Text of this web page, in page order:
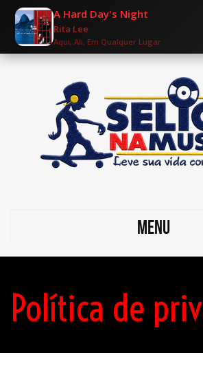
A Hard Day's Night
Rita Lee
Aqui, Ali, Em Qualquer Lugar
MENU
Política de